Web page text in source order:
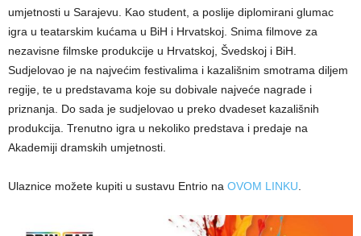
umjetnosti u Sarajevu. Kao student, a poslije diplomirani glumac
igra u teatarskim kućama u BiH i Hrvatskoj. Snima filmove za
nezavisne filmske produkcije u Hrvatskoj, Švedskoj i BiH.
Sudjelovao je na najvećim festivalima i kazališnim smotrama diljem
regije, te u predstavama koje su dobivale najveće nagrade i
priznanja. Do sada je sudjelovao u preko dvadeset kazališnih
produkcija. Trenutno igra u nekoliko predstava i predaje na
Akademiji dramskih umjetnosti.
Ulaznice možete kupiti u sustavu Entrio na OVOM LINKU